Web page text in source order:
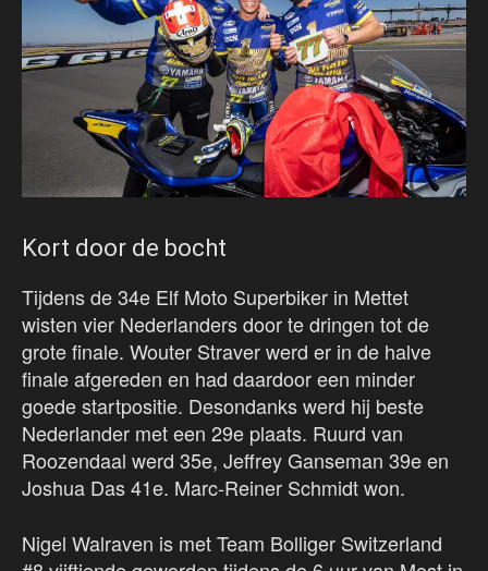
Kort door de bocht
Tijdens de 34e Elf Moto Superbiker in Mettet
wisten vier Nederlanders door te dringen tot de
grote finale. Wouter Straver werd er in de halve
finale afgereden en had daardoor een minder
goede startpositie. Desondanks werd hij beste
Nederlander met een 29e plaats. Ruurd van
Roozendaal werd 35e, Jeffrey Ganseman 39e en
Joshua Das 41e. Marc-Reiner Schmidt won.
Nigel Walraven is met Team Bolliger Switzerland